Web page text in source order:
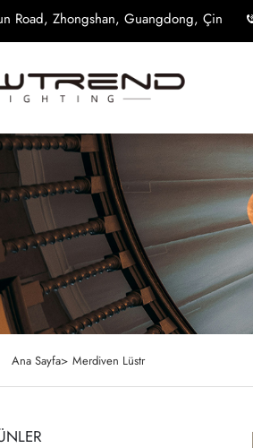
Road, Zhongshan, Guangdong, Çin
Ana Sayfa> Merdiven Lüstr